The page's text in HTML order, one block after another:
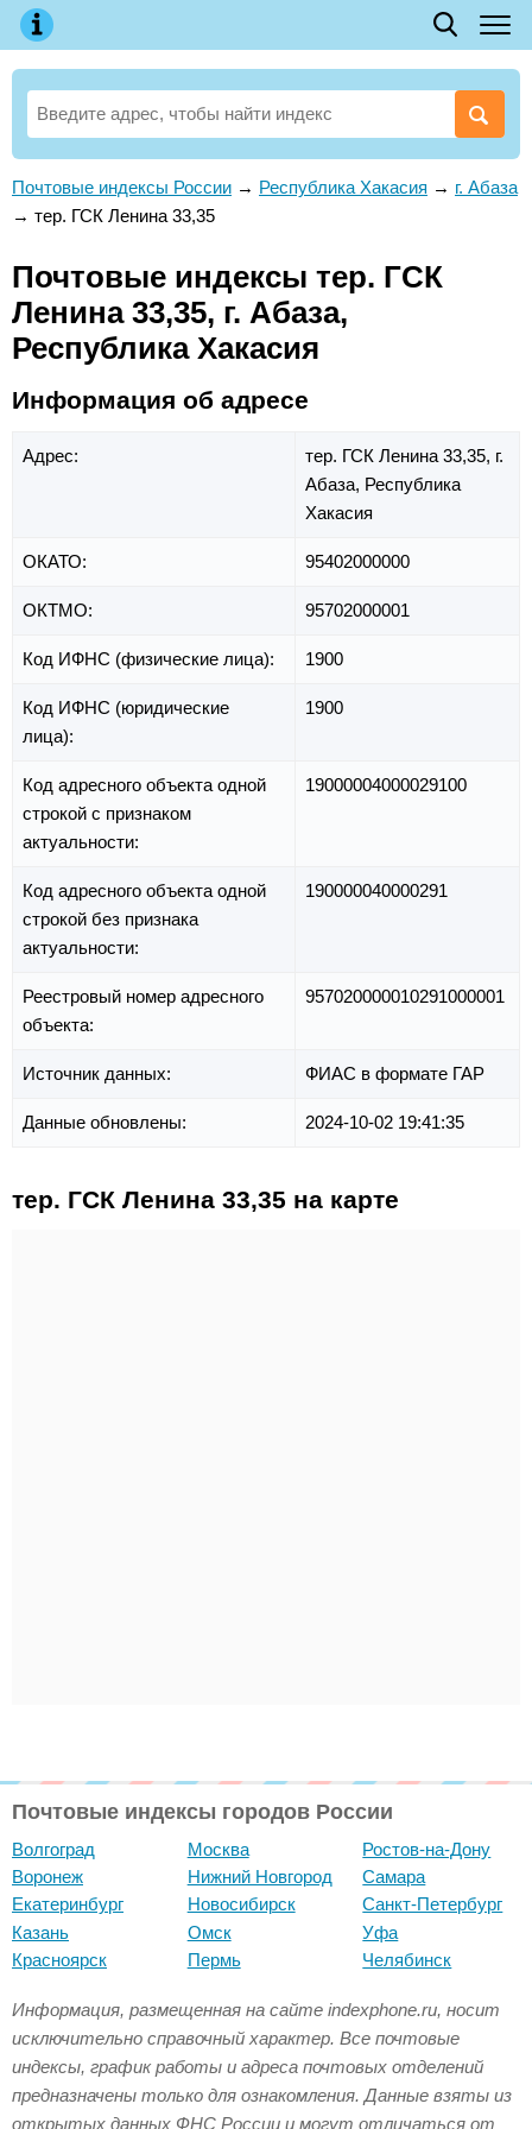
Почтовые индексы России → Республика Хакасия → г. Абаза
→ тер. ГСК Ленина 33,35
Почтовые индексы тер. ГСК
Ленина 33,35, г. Абаза,
Республика Хакасия
Информация об адресе
Адрес: тер. ГСК Ленина 33,35, г.
Абаза, Республика
Хакасия
ОКАТО: 95402000000
ОКТМО: 95702000001
Код ИФНС (физические лица): 1900
Код ИФНС (юридические
лица):
1900
Код адресного объекта одной
строкой с признаком
актуальности:
19000004000029100
Код адресного объекта одной
строкой без признака
актуальности:
190000040000291
Реестровый номер адресного
объекта:
957020000010291000001
Источник данных: ФИАС в формате ГАР
Данные обновлены: 2024-10-02 19:41:35
тер. ГСК Ленина 33,35 на карте
Почтовые индексы городов России
Волгоград
Воронеж
Екатеринбург
Казань
Красноярск
Москва
Нижний Новгород
Новосибирск
Омск
Пермь
Ростов-на-Дону
Самара
Санкт-Петербург
Уфа
Челябинск
Информация, размещенная на сайте indexphone.ru, носит
исключительно справочный характер. Все почтовые
индексы, график работы и адреса почтовых отделений
предназначены только для ознакомления. Данные взяты из
открытых данных ФНС России и могут отличаться от